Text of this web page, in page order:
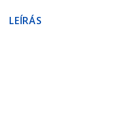
LEÍRÁS